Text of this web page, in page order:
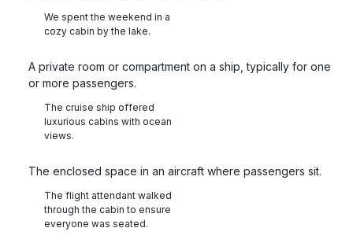
We spent the weekend in a
cozy cabin by the lake.
A private room or compartment on a ship, typically for one
or more passengers.
The cruise ship offered
luxurious cabins with ocean
views.
The enclosed space in an aircraft where passengers sit.
The flight attendant walked
through the cabin to ensure
everyone was seated.